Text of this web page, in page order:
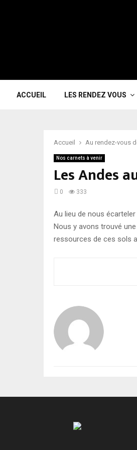
ACCUEIL LES RENDEZ VOUS
Accueil Au rendez-vous
Nos carnets à venir
Les Andes
0 333
Au lieu de nous écarteler
Nous y avons trouvé
ressources de ces sols